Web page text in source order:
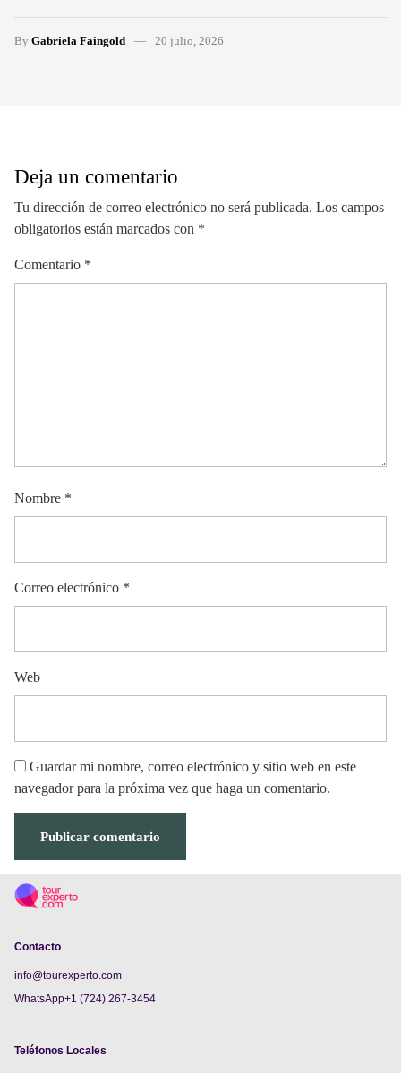
By Gabriela Faingold 20 julio, 2026
Deja un comentario
Tu dirección de correo electrónico no será publicada. Los campos
obligatorios están marcados con *
Comentario *
Nombre *
Correo electrónico *
Web
Guardar mi nombre, correo electrónico y sitio web en este
navegador para la próxima vez que haga un comentario.
Contacto
info@tourexperto.com
WhatsApp+1 (724) 267-3454
Teléfonos Locales